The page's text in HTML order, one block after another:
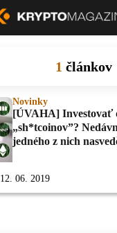
1 článkov
Novinky
[ÚVAHA] Investovať
„sh*tcoinov”?
jedného z nich
12. 06. 2019